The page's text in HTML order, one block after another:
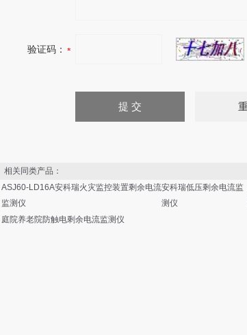
验证码：
相关同类产品：
ASJ60-LD16A安科瑞火灾监控装置剩余电流
监测仪
安科瑞低压剩余电流监
测仪
庭院养老院防触电剩余电流监测仪